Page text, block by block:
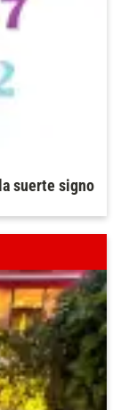
suerte signo